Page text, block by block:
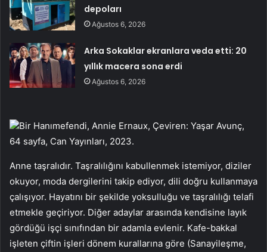
depoları
Ağustos 6, 2026
Arka Sokaklar ekranlara veda etti: 20
yıllık macera sona erdi
Ağustos 6, 2026
Bir Hanımefendi, Annie Ernaux, Çeviren: Yaşar Avunç,
64 sayfa, Can Yayınları, 2023.
Anne taşralıdır. Taşralılığını kabullenmek istemiyor, diziler
okuyor, moda dergilerini takip ediyor, dili doğru kullanmaya
çalışıyor. Hayatını bir şekilde yoksulluğu ve taşralılığı telafi
etmekle geçiriyor. Diğer adaylar arasında kendisine layık
gördüğü işçi sınıfından bir adamla evlenir. Kafe-bakkal
işleten çiftin işleri dönem kurallarına göre (Sanayileşme,